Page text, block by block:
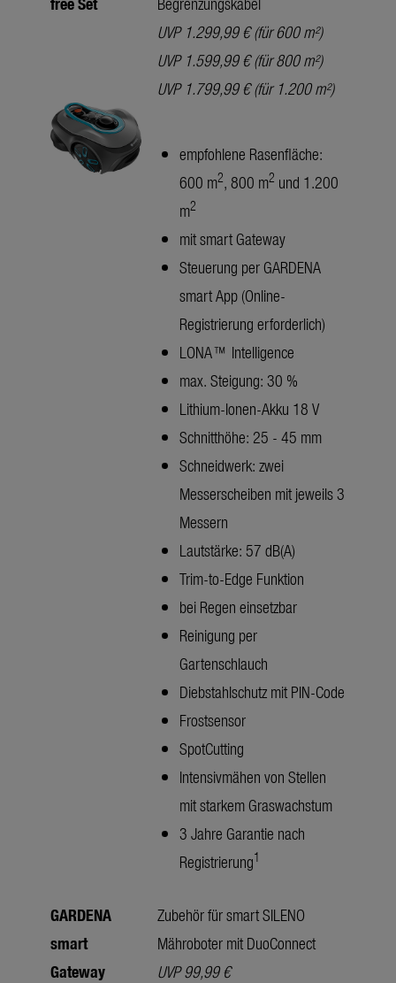
UVP 1.299,99 € (für 600 m²)
UVP 1.599,99 € (für 800 m²)
UVP 1.799,99 € (für 1.200 m²)
empfohlene Rasenfläche:
600 m2, 800 m2 und 1.200
m2
mit smart Gateway
Steuerung per GARDENA
smart App (Online-
Registrierung erforderlich)
LONA™ Intelligence
max. Steigung: 30 %
Lithium-Ionen-Akku 18 V
Schnitthöhe: 25 - 45 mm
Schneidwerk: zwei
Messerscheiben mit jeweils 3
Messern
Lautstärke: 57 dB(A)
Trim-to-Edge Funktion
bei Regen einsetzbar
Reinigung per
Gartenschlauch
Diebstahlschutz mit PIN-Code
Frostsensor
SpotCutting
Intensivmähen von Stellen
mit starkem Graswachstum
3 Jahre Garantie nach
Registrierung1
GARDENA
smart
Gateway
Zubehör für smart SILENO
Mähroboter mit DuoConnect
UVP 99,99 €